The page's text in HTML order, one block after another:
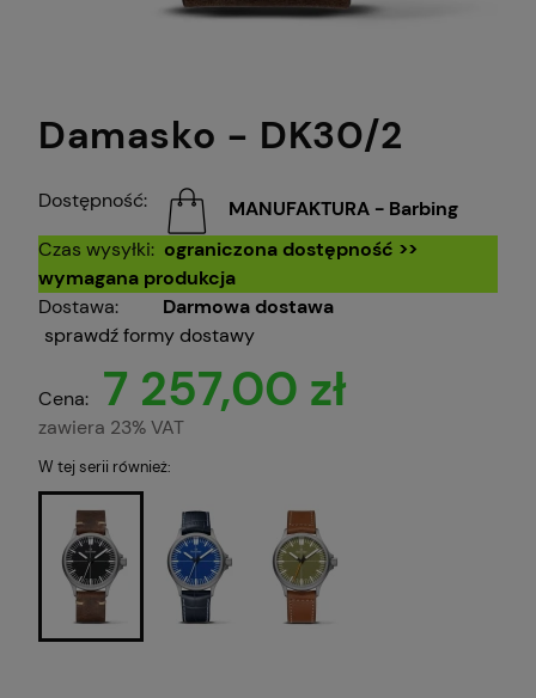
Damasko - DK30/2
Dostępność:
MANUFAKTURA - Barbing
Czas wysyłki: ograniczona dostępność >>
wymagana produkcja
Dostawa:
Darmowa dostawa
sprawdź formy dostawy
Cena: 7 257,00 zł
zawiera 23% VAT
W tej serii również: